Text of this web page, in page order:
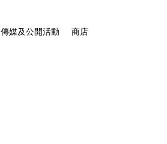
傳媒及公開活動 商店